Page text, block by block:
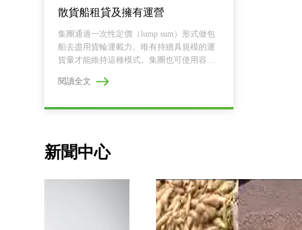
散貨船租貸及擁有運營
集團通過一次性定價（lump sum）形式做包
船去盡用貨輪運載力。唯有持續具規模的運
貨量才能維持這種模式。集團也可使用容量5
閱讀全文
新聞中心